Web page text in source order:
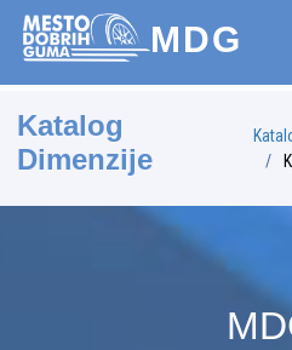
MDG
Katalog
Dimenzije